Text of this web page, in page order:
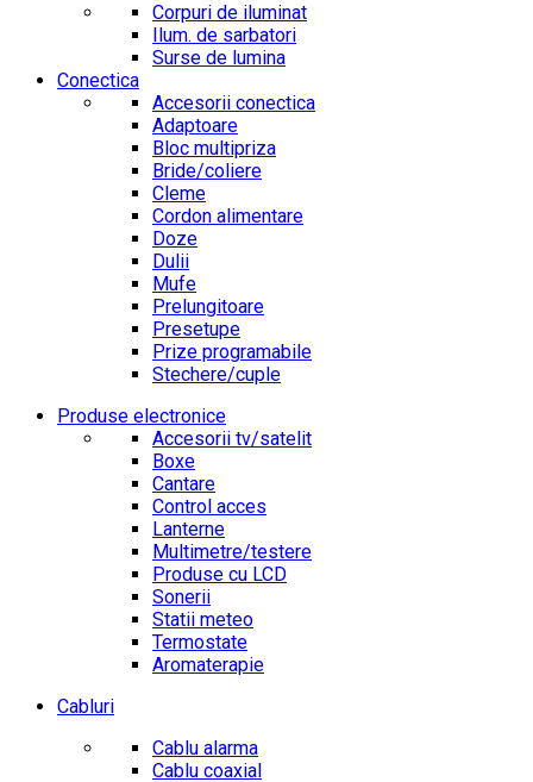
Corpuri de iluminat
Ilum. de sarbatori
Surse de lumina
Conectica
Accesorii conectica
Adaptoare
Bloc multipriza
Bride/coliere
Cleme
Cordon alimentare
Doze
Dulii
Mufe
Prelungitoare
Presetupe
Prize programabile
Stechere/cuple
Produse electronice
Accesorii tv/satelit
Boxe
Cantare
Control acces
Lanterne
Multimetre/testere
Produse cu LCD
Sonerii
Statii meteo
Termostate
Aromaterapie
Cabluri
Cablu alarma
Cablu coaxial